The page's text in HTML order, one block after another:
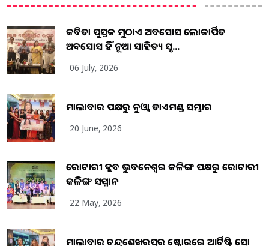
କବିତା ପୁସ୍ତକ ମୁଠାଏ ଅବସୋସ ଲୋକାର୍ପିତ
ଅବସୋସ ହିଁ ନୂଆ ସାହିତ୍ୟ ସୃଷ...
06 July, 2026
ମାଲାବାର ପକ୍ଷରୁ ନୁଓ୍ବା ଡାଏମଣ୍ଡ ସମ୍ଭାର
20 June, 2026
ରୋଟାରୀ କ୍ଲବ ଭୁବନେଶ୍ୱର କଳିଙ୍ଗ ପକ୍ଷରୁ ରୋଟାରୀ
କଳିଙ୍ଗ ସମ୍ମାନ
22 May, 2026
ମାଲାବାର ଚନ୍ଦ୍ରଶେଖରପୁର ଷ୍ଟୋରରେ ଆର୍ଟିଷ୍ଟ୍ରି ସୋ